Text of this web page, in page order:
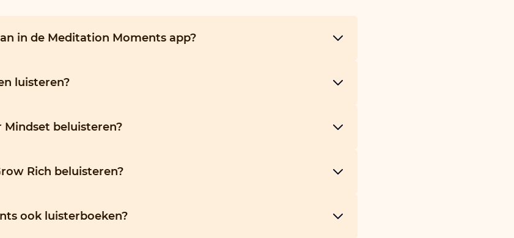
in de Meditation Moments app?
luisteren?
beluisteren?
Rich beluisteren?
ook luisterboeken?